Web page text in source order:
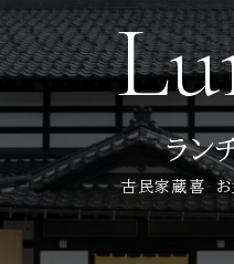
ラン
古民家蔵喜 お